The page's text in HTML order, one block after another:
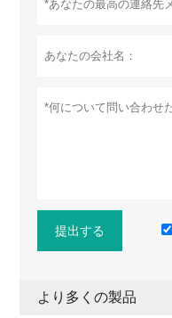
提出する
より多くの製品